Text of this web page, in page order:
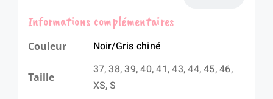
Informations complémentaires
Couleur Noir/Gris chiné
Taille
37, 38, 39, 40, 41, 43, 44, 45, 46,
XS, S